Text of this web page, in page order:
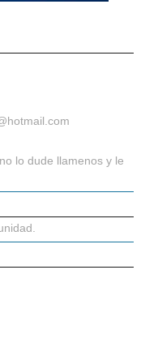
no lo dude llamenos y le